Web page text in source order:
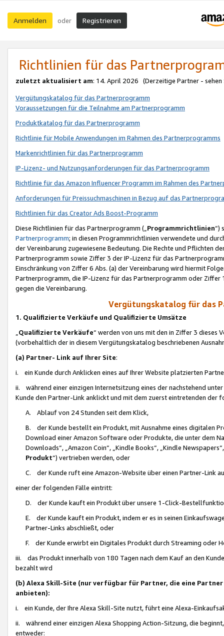
Anmelden oder Registrieren
Richtlinien für das
zuletzt aktualisiert am: 14. April 2026 (Derzeitige Partner - sehen
Vergütungskatalog für das Partnerprogramm
Voraussetzungen für die Teilnahme am Partnerprogramm
Produktkatalog für das Partnerprogramm
Richtlinie für Mobile Anwendungen im Rahmen des Partnerprogramms
Markenrichtlinien für das Partnerprogramm
IP-Lizenz- und Nutzungsanforderungen für das Partnerprogramm
Richtlinie für das Amazon Influencer Programm im Rahmen des
Anforderungen für Preissuchmaschinen in Bezug auf das
Richtlinien für das Creator Ads Boost-Programm
Diese Richtlinien für das Partnerprogramm („Programmrichtlinien“)
Partnerprogramm; in diesen Programmrichtlinien verwendete und
der Vereinbarung zugewiesene Bedeutung. Die Rechte und Pflichten
Partnerprogramm sowie Ziffer 3 der IP-Lizenz für das
Einschränkung von Ziffer 6 Abs. (a) der Vereinbarung wird hiermit
Partnerprogramm, die IP-Lizenz für das Partnerprogramm oder
gegen die Vereinbarung.
Vergütungskatalog für das
1. Qualifizierte Verkäufe und Qualifizierte Umsätze
Qualifizierte Verkäufe“ werden von uns mit den in Ziffer 3
(vorbehaltlich der in diesem Vergütungskatalog beschriebenen
(a) Partner- Link auf Ihrer Site:
i. ein Kunde durch Anklicken eines auf Ihrer Website platzierten
ii. während einer einzigen Internetsitzung eines der nachstehend
Kunde den Partner-Link anklickt und mit dem zuerst eintretenden der
A. Ablauf von 24 Stunden seit dem Klick,
B. der Kunde bestellt ein Produkt, mit Ausnahme eines digitalen
Download einer Amazon Software oder Produkte, die unter dem
Downloads“, „Amazon Coin“, „Kindle Books“, „Kindle
Produkt“) vertrieben werden, oder
C. der Kunde ruft eine Amazon-Website über einen Partner-Link
einer der folgenden Fälle eintritt:
D. der Kunde kauft ein Produkt über unsere 1-Click-
E. der Kunde kauft ein Produkt, indem er es in seinen
Partner-Links abschließt, oder
F. der Kunde erwirbt ein Digitales Produkt durch Streaming oder
iii. das Produkt innerhalb von 180 Tagen nach dem Kauf an den
bezahlt wird
(b) Alexa Skill-Site (nur verfügbar für Partner, die eine
anbieten):
i. ein Kunde, der Ihre Alexa Skill-Site nutzt, führt eine Alexa-
ii. während einer einzigen Alexa Shopping Action-Sitzung, die
entweder: